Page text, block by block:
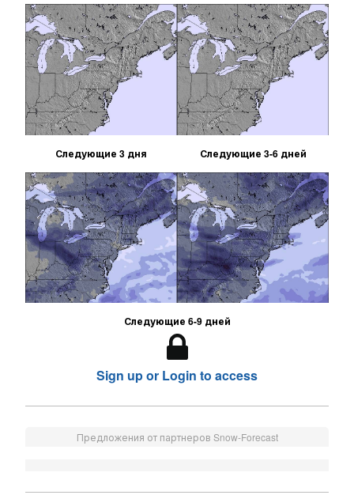
Следующие 3 дня Следующие 3-6 дней
Следующие 6-9 дней
Sign up or Login to access
Предложения от партнеров Snow-Forecast